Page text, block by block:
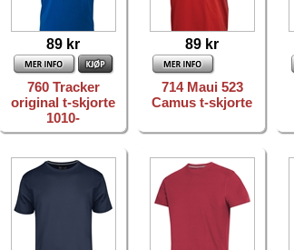
89 kr
760 Tracker
original t-skjorte
1010-
89 kr
714 Maui 523
Camus t-skjorte